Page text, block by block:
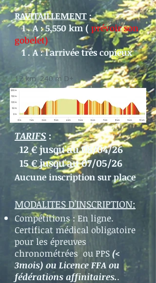
RAVITAILLEMENT :
1 . A : 5,550 km ( prévoir son
gobelet)
1 . A : l'arrivée très copieux
12 km 240 m D+
TARIFS :
12 € jusqu'au 08/04/26
15 € jusqu'au 07/05/26
Aucune inscription sur place
MODALITES D'INSCRIPTION:
Compétitions : En ligne.
Certificat médical obligatoire
pour les épreuves
chronométrées ou PPS (<
3mois) ou Licence FFA ou
fédérations affinitaires..